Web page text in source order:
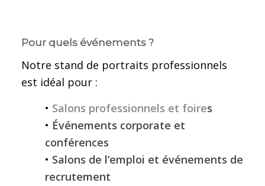
Pour quels événements ?
Notre stand de portraits professionnels
est idéal pour :
• Salons professionnels et foires
• Événements corporate et
conférences
• Salons de l’emploi et événements de
recrutement